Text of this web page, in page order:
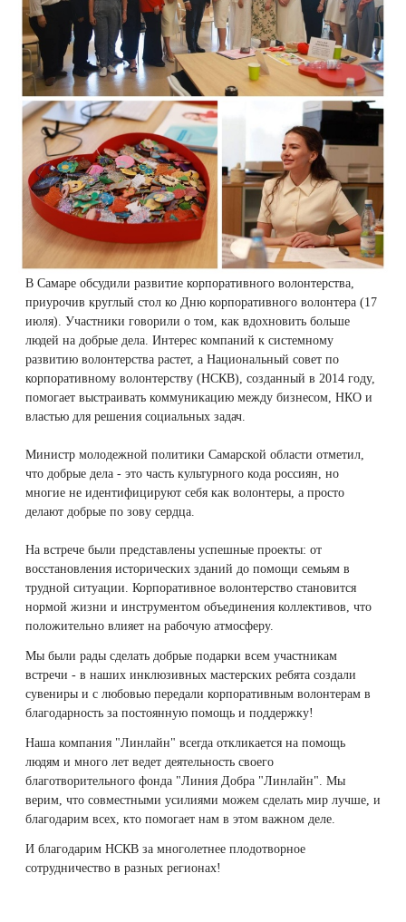
В Самаре обсудили развитие корпоративного волонтерства,
приурочив круглый стол ко Дню корпоративного волонтера (17
июля). Участники говорили о том, как вдохновить больше
людей на добрые дела. Интерес компаний к системному
развитию волонтерства растет, а Национальный совет по
корпоративному волонтерству (НСКВ), созданный в 2014 году,
помогает выстраивать коммуникацию между бизнесом, НКО и
властью для решения социальных задач.
Министр молодежной политики Самарской области отметил,
что добрые дела - это часть культурного кода россиян, но
многие не идентифицируют себя как волонтеры, а просто
делают добрые по зову сердца.
На встрече были представлены успешные проекты: от
восстановления исторических зданий до помощи семьям в
трудной ситуации. Корпоративное волонтерство становится
нормой жизни и инструментом объединения коллективов, что
положительно влияет на рабочую атмосферу.
Мы были рады сделать добрые подарки всем участникам
встречи - в наших инклюзивных мастерских ребята создали
сувениры и с любовью передали корпоративным волонтерам в
благодарность за постоянную помощь и поддержку!
Наша компания "Линлайн" всегда откликается на помощь
людям и много лет ведет деятельность своего
благотворительного фонда "Линия Добра "Линлайн". Мы
верим, что совместными усилиями можем сделать мир лучше, и
благодарим всех, кто помогает нам в этом важном деле.
И благодарим НСКВ за многолетнее плодотворное
сотрудничество в разных регионах!
Удаление растяжек
Лазерная наноперфорация
Лазерная эпиляция
Лазерная QOOL-эпиляция
Эпиляция диодным лазером
Лазерное омоложение рук
Удаление татуировок
Удаление татуажа (перманентного макияжа)
Лазерное удаление невуса
Лечение прыщей (угревой сыпи)
Лечение гиперпигментации
Удаление сосудистых звездочек
Удаление винного пятна
Лечение псориаза
Лазерное удаление рубцов
Удаление рубцов
Удаление новообразований
Плазмотерапия
Нитевой лифтинг
Озонотерапия
Биоревитализация
Контурная пластика лица
Дермотония на аппарате SKINTONIC
(Скинтоник)
Микротоки и миостимуляция
Миостимуляция лица
УВТ терапия на аппарате EWATage
Ультразвуковая чистка лица
RSL-скульптурирование
Вакуумно-роликовый массаж на аппарате
Вакуумно-роликовый массаж на аппарате
Therapy Pulse
Фотодинамическая терапия HELEO™
ДНК-тестирование
Интегративная косметология
Процедуры для детей
Маникюр и педикюр
Косметология для подростков
Косметология для мужчин
Купить космецевтику VIF
Избавиться от растяжек на животе
Освежить кожу
Омолодить кожу рук
Изменить овал лица
Избавиться от птоза на лице
Избавиться от морщин
Убрать морщины на шее
Увеличить губы
Удалить морщины вокруг глаз
Удалить носогубные складки
Удалить перманентный макияж
Поднять брови
Молодую и увлажнённую кожу вокруг глаз
Вылечить расширенные поры
Избавиться от пигментных пятен на лице
Остановить выпадение волос
Восстановление здоровья волос
Конгресс ECALM